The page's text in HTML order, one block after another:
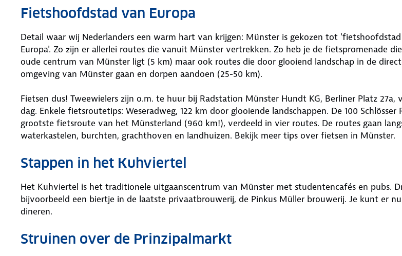
Fietshoofdstad van Europa
Detail waar wij Nederlanders een warm hart van krijgen: Münster is gekozen tot
Europa'. Zo zijn er allerlei routes die vanuit Münster vertrekken. Zo heb je de fietspromenade
oude centrum van Münster ligt (5 km) maar ook routes die door glooiend landschap in de
omgeving van Münster gaan en dorpen aandoen (25-50 km).
Fietsen dus! Tweewielers zijn o.m. te huur bij Radstation Münster Hundt KG, Berliner Platz 27a,
dag. Enkele fietsroutetips: Weseradweg, 122 km door glooiende landschappen. De 100 Schlösser
grootste fietsroute van het Münsterland (960 km!), verdeeld in vier routes. De routes gaan
waterkastelen, burchten, grachthoven en landhuizen. Bekijk meer tips over fietsen in Münster.
Stappen in het Kuhviertel
Het Kuhviertel is het traditionele uitgaanscentrum van Münster met studentencafés en pubs.
bijvoorbeeld een biertje in de laatste privaatbrouwerij, de Pinkus Müller brouwerij. Je kunt er
dineren.
Struinen over de Prinzipalmarkt